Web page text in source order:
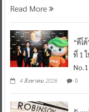
Read More
“ดีโ
ที่ 1
4 สิงหาคม 2026 0